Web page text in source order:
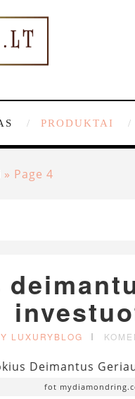
PRODUKTAI
» Page 4
LUXURYBLOG
fot